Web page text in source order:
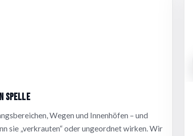
Spelle
Wegen und Innenhöfen – und
sie „verkrauten“ oder ungeordnet wirken. Wir